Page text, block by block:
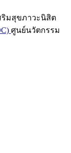
ริมสุขภาวะนิสิต
ศูนย์นวัตกรรม